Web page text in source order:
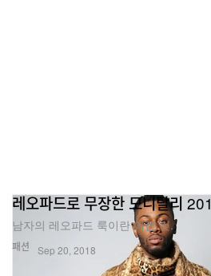
패션
레오파드로 무장한 모니탈리
남자의 레오파드 룩이란 이런 것.
Sep 20, 2018